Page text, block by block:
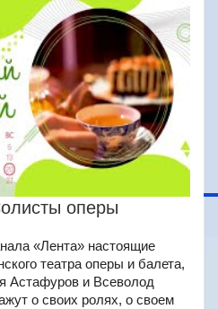
оперы
«Лента» настоящие
театра оперы и балета,
Астафуров и Всеволод
о своих ролях, о своем